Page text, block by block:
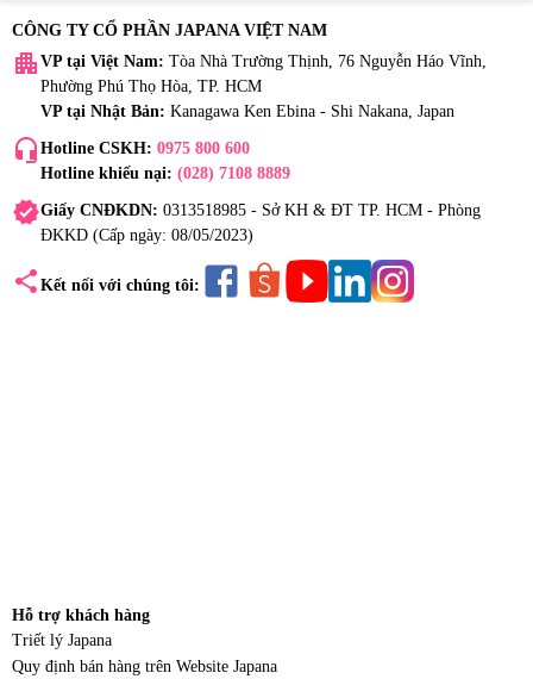
CÔNG TY CỔ PHẦN JAPANA VIỆT NAM
apartment VP tại Việt Nam: Tòa Nhà Trường Thịnh, 76 Nguyễn Háo Vĩnh,
Phường Phú Thọ Hòa, TP. HCM
VP tại Nhật Bản: Kanagawa Ken Ebina - Shi Nakana, Japan
headset_mic Hotline CSKH: 0975 800 600
Hotline khiếu nại: (028) 7108 8889
verifiedGiấy CNĐKDN: 0313518985 - Sở KH & ĐT TP. HCM - Phòng
ĐKKD (Cấp ngày: 08/05/2023)
share Kết nối với chúng tôi:
Hỗ trợ khách hàng
Triết lý Japana
Quy định bán hàng trên Website Japana